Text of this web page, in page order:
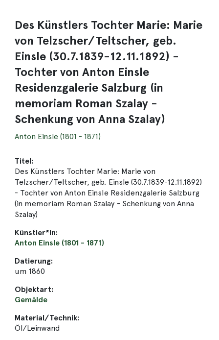
Des Künstlers Tochter Marie: Marie
von Telzscher/Teltscher, geb.
Einsle (30.7.1839-12.11.1892) -
Tochter von Anton Einsle
Residenzgalerie Salzburg (in
memoriam Roman Szalay -
Schenkung von Anna Szalay)
Anton Einsle (1801 - 1871)
Titel:
Des Künstlers Tochter Marie: Marie von
Telzscher/Teltscher, geb. Einsle (30.7.1839-12.11.1892)
- Tochter von Anton Einsle Residenzgalerie Salzburg
(in memoriam Roman Szalay - Schenkung von Anna
Szalay)
Künstler*in:
Anton Einsle (1801 - 1871)
Datierung:
um 1860
Objektart:
Gemälde
Material/Technik:
Öl/Leinwand